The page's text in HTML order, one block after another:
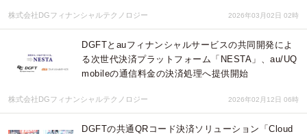
株式会社DGフィナンシャルテクノロジー 2026年03月02日 02時
DGFTとauフィナンシャルサービスの共同開発によ
る次世代決済プラットフォーム「NESTA」、au/UQ
mobileの通信料金の決済処理へ提供開始
株式会社DGフィナンシャルテクノロジー 2026年02月12日 06時
DGFTの共通QRコード決済ソリューション「Cloud